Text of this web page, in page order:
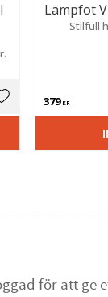
Lägg till i favoriter
Lampfot
Stilfull
379KR